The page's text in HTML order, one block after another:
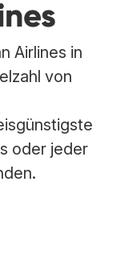
Airlines in
von
oder jeder